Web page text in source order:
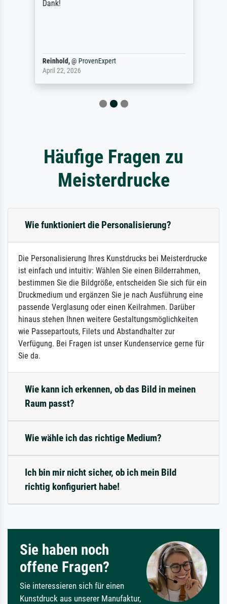
Dank!
Reinhold,@ ProvenExpert
April 22, 2026
Häufige Fragen zu
Meisterdrucke
Wie funktioniert die Personalisierung?
Die Personalisierung Ihres Kunstdrucks bei Meisterdrucke
ist einfach und intuitiv: Wählen Sie einen Bilderrahmen,
bestimmen Sie die Bildgröße, entscheiden Sie sich für ein
Druckmedium und ergänzen Sie je nach Ausführung eine
passende Verglasung oder einen Keilrahmen. Darüber
hinaus stehen Ihnen weitere Gestaltungsmöglichkeiten
wie Passepartouts, Filets und Abstandhalter zur
Verfügung. Bei Fragen ist unser Kundenservice gerne für
Sie da.
Wie kann ich erkennen, ob das Bild in meinen
Raum passt?
Wie wähle ich das richtige Medium?
Ich bin mir nicht sicher, ob ich mein Bild
richtig konfiguriert habe!
Sie haben noch
offene Fragen?
Sie interessieren sich für einen
Kunstdruck aus unserer Manufaktur,